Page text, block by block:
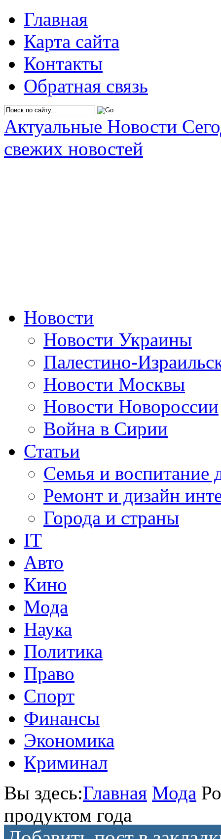
Главная
Карта сайта
Контакты
Обратная связь
Актуальные Новости
свежих новостей
Новости
Новости Украины
Палестино-
Новости Москвы
Новости Новороссии
Война в Сирии
Статьи
Семья и воспитание
Ремонт и дизайн
Города и страны
IT
Авто
Кино
Мода
Наука
Политика
Право
Спорт
Финансы
Экономика
Криминал
Вы здесь:Главная Мода
продуктом года